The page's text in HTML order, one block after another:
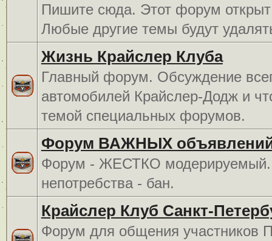
Пишите сюда. Этот форум открыт
Любые другие темы будут
Жизнь Крайслер Клуба
Главный форум. Обсуждение
автомобилей Крайслер-Додж и
темой специальных форумов.
Форум ВАЖНЫХ
Форум - ЖЕСТКО
непотребства - бан.
Крайслер Клуб Санкт-
Форум для общения участников